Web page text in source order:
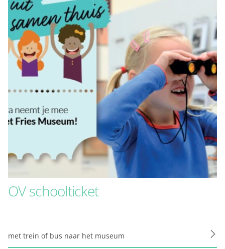
OV schoolticket
met trein of bus naar het museum